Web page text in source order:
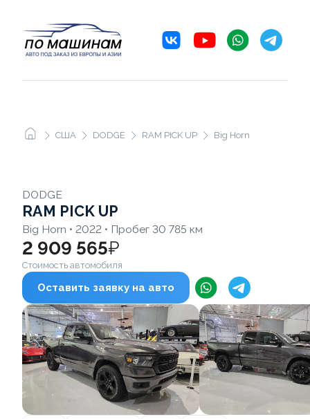
США DODGE RAM PICK UP Big Horn
DODGE
RAM PICK UP
Big Horn • 2022 • Пробег 30 785 км
2 909 565₽
Стоимость автомобиля
Оставить заявку на авто